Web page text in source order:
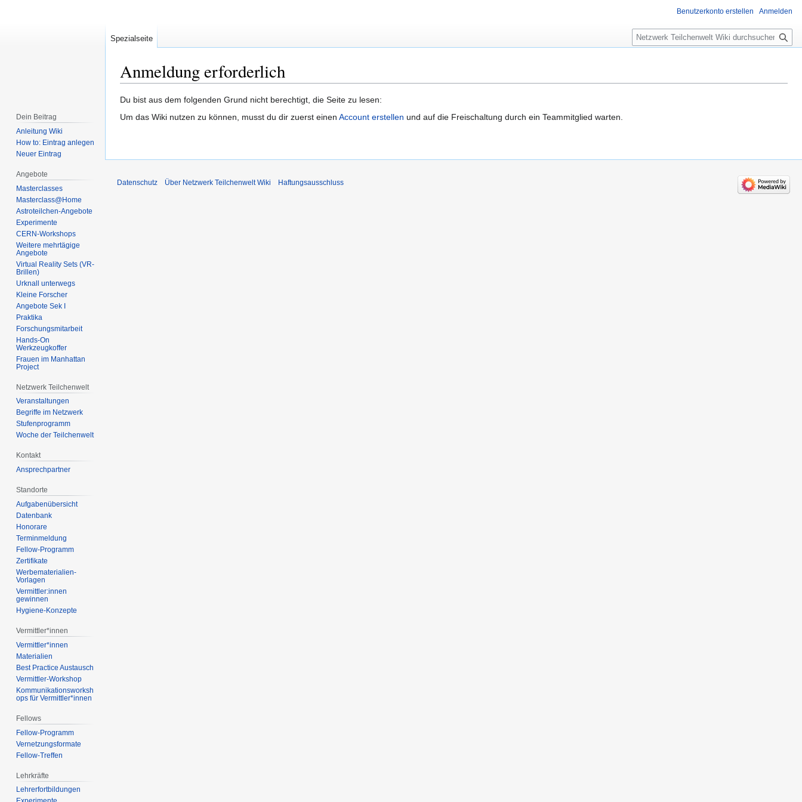
Anmeldung erforderlich
Zur
Navigation
Zur
Suche
Du bist aus dem folgenden Grund nicht berechtigt, die Seite zu lesen:
Um das Wiki nutzen zu können, musst du dir zuerst einen Account erstellen und auf die Freischaltung durch ein Teammitglied warten.
Benutzerkonto erstellen Anmelden
Spezialseite
Suche
Dein Beitrag
Anleitung Wiki
How to: Eintrag anlegen
Neuer Eintrag
Angebote
Masterclasses
Masterclass@Home
Astroteilchen-Angebote
Experimente
CERN-Workshops
Weitere mehrtägige
Angebote
Virtual Reality Sets (VR-
Brillen)
Urknall unterwegs
Kleine Forscher
Angebote Sek I
Praktika
Forschungsmitarbeit
Hands-On
Werkzeugkoffer
Frauen im Manhattan
Project
Netzwerk Teilchenwelt
Veranstaltungen
Begriffe im Netzwerk
Stufenprogramm
Woche der Teilchenwelt
Kontakt
Ansprechpartner
Standorte
Aufgabenübersicht
Datenbank
Honorare
Terminmeldung
Fellow-Programm
Zertifikate
Werbematerialien-
Vorlagen
Vermittler:innen
gewinnen
Hygiene-Konzepte
Vermittler*innen
Vermittler*innen
Materialien
Best Practice Austausch
Vermittler-Workshop
Kommunikationsworksh
ops für Vermittler*innen
Fellows
Fellow-Programm
Vernetzungsformate
Fellow-Treffen
Lehrkräfte
Lehrerfortbildungen
Datenschutz Über Netzwerk Teilchenwelt Wiki Haftungsausschluss